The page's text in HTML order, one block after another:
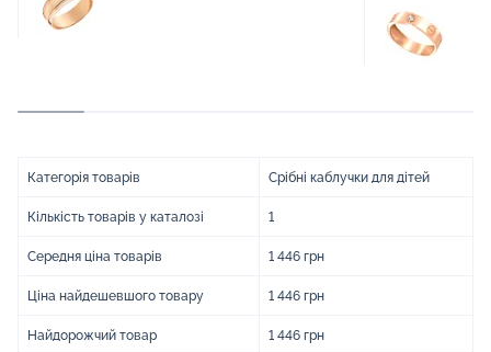
Категорія товарів Срібні каблучки для дітей
Кількість товарів у каталозі 1
Середня ціна товарів 1 446 грн
Ціна найдешевшого товару 1 446 грн
Найдорожчий товар 1 446 грн